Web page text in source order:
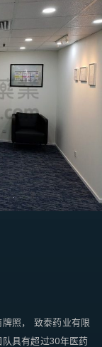
照， 致泰药业有限
具有超过30年医药